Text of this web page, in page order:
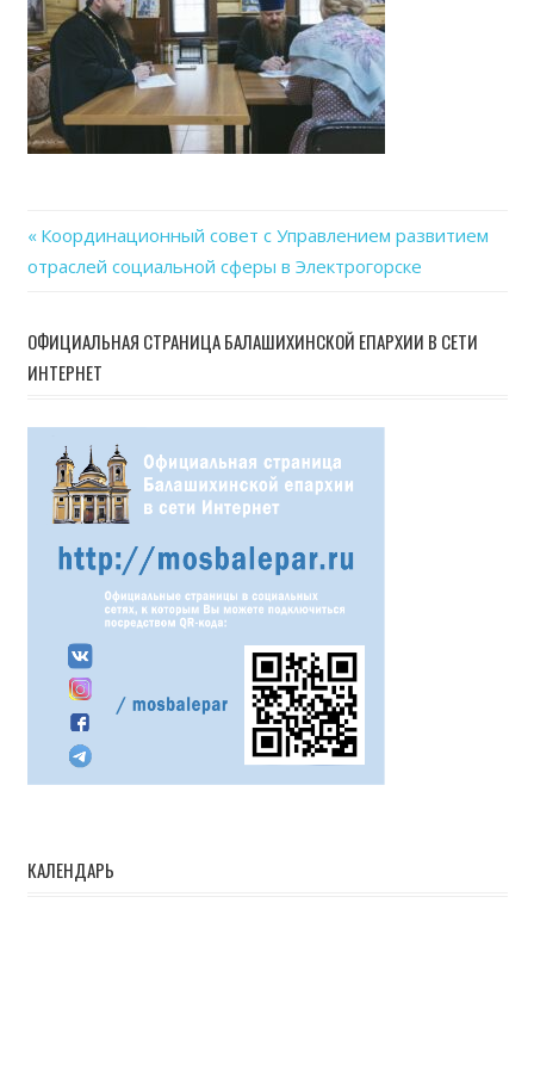
Навигация
записям
Previous
Post:
Координационный совет с Управлением развитием
отраслей социальной сферы в Электрогорске
ОФИЦИАЛЬНАЯ СТРАНИЦА БАЛАШИХИНСКОЙ ЕПАРХИИ В СЕТИ
ИНТЕРНЕТ
КАЛЕНДАРЬ